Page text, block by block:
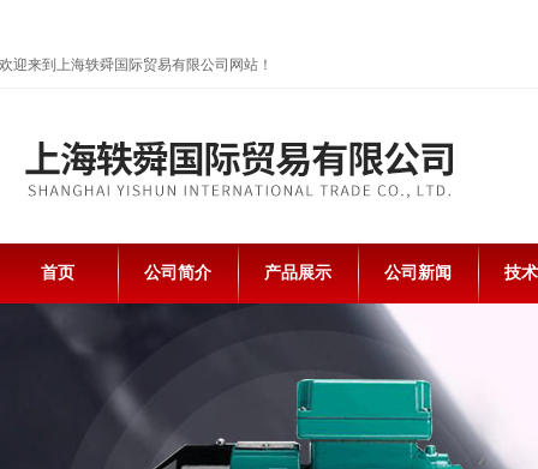
欢迎来到上海轶舜国际贸易有限公司网站！
首页 公司简介 产品展示 公司新闻 技